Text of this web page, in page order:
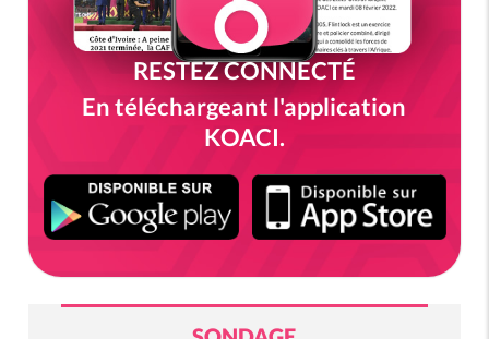
RESTEZ CONNECTÉ
En téléchargeant l'application
KOACI.